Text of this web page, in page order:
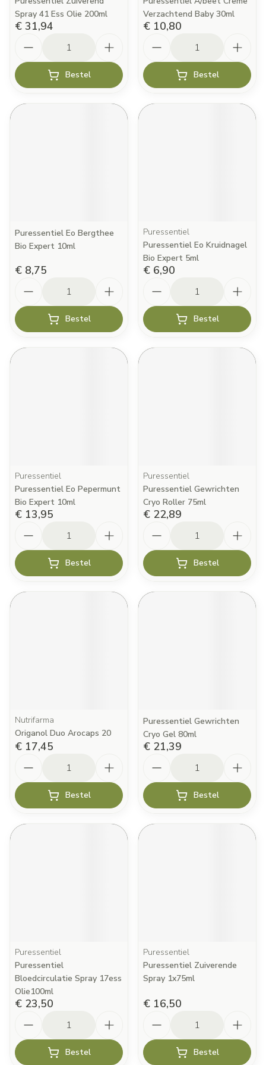
Spray 41 Ess Olie 200ml
€ 31,94
Bestel
Verzachtend Baby 30ml
€ 10,80
Bestel
Puressentiel Eo Bergthee
Bio Expert 10ml
€ 8,75
Bestel
Puressentiel
Puressentiel Eo Kruidnagel
Bio Expert 5ml
€ 6,90
Bestel
Puressentiel
Puressentiel Eo Pepermunt
Bio Expert 10ml
€ 13,95
Bestel
Puressentiel
Puressentiel Gewrichten
Cryo Roller 75ml
€ 22,89
Bestel
Nutrifarma
Origanol Duo Arocaps 20
€ 17,45
Bestel
Puressentiel Gewrichten
Cryo Gel 80ml
€ 21,39
Bestel
Puressentiel
Puressentiel
Bloedcirculatie Spray 17ess
Olie100ml
€ 23,50
Bestel
Puressentiel
Puressentiel Zuiverende
Spray 1x75ml
€ 16,50
Bestel